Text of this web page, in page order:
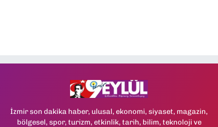
İzmir son dakika haber, ulusal, ekonomi, siyaset, magazin,
bölgesel, spor, turizm, etkinlik, tarih, bilim, teknoloji ve